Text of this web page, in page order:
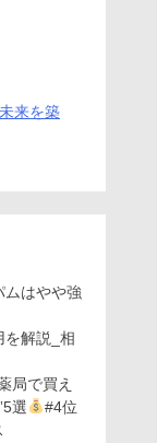
来を築
ムはやや強
を解説_相
局で買え
選
#4位